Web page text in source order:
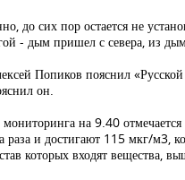
до сих пор остается не
- дым пришел с севера, из
Попиков пояснил
он.
на 9.40
раза и достигают 115 мкг/
которых входят